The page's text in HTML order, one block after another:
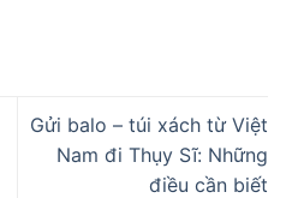
Gửi balo – túi xách từ Việt
Nam đi Thụy Sĩ: Những
điều cần biết